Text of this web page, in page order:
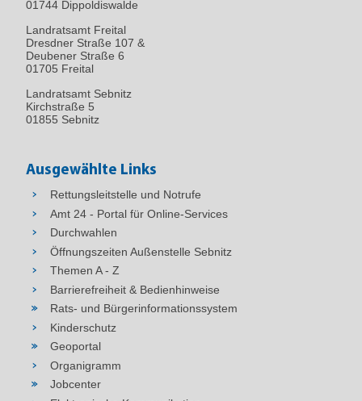
01744 Dippoldiswalde
Landratsamt Freital
Dresdner Straße 107 &
Deubener Straße 6
01705 Freital
Landratsamt Sebnitz
Kirchstraße 5
01855 Sebnitz
Ausgewählte Links
Rettungsleitstelle und Notrufe
Amt 24 - Portal für Online-Services
Durchwahlen
Öffnungszeiten Außenstelle Sebnitz
Themen A - Z
Barrierefreiheit & Bedienhinweise
Rats- und Bürgerinformationssystem
Kinderschutz
Geoportal
Organigramm
Jobcenter